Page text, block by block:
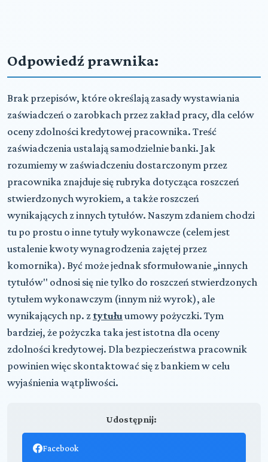
Odpowiedź prawnika:
Brak przepisów, które określają zasady wystawiania
zaświadczeń o zarobkach przez zakład pracy, dla celów
oceny zdolności kredytowej pracownika. Treść
zaświadczenia ustalają samodzielnie banki. Jak
rozumiemy w zaświadczeniu dostarczonym przez
pracownika znajduje się rubryka dotycząca roszczeń
stwierdzonych wyrokiem, a także roszczeń
wynikających z innych tytułów. Naszym zdaniem chodzi
tu po prostu o inne tytuły wykonawcze (celem jest
ustalenie kwoty wynagrodzenia zajętej przez
komornika). Być może jednak sformułowanie „innych
tytułów" odnosi się nie tylko do roszczeń stwierdzonych
tytułem wykonawczym (innym niż wyrok), ale
wynikających np. z tytułuumowy pożyczki. Tym
bardziej, że pożyczka taka jest istotna dla oceny
zdolności kredytowej. Dla bezpieczeństwa pracownik
powinien więc skontaktować się z bankiem w celu
wyjaśnienia wątpliwości.
Udostępnij:
Facebook